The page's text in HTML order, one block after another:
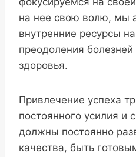
на нее свою волю, мы
внутренние ресурсы
преодоления
здоровья.
Привлечение успеха
постоянного усилия и
должны постоянно
качества, быть